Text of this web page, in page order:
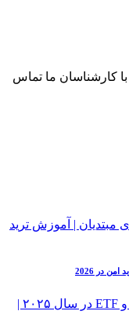
کارشناسان ما تماس
در 2026